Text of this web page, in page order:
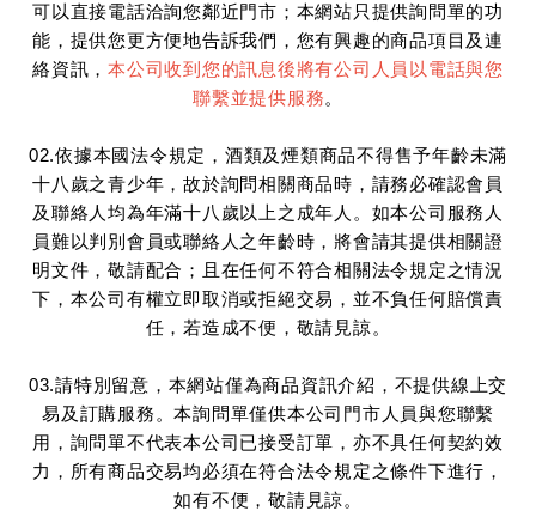
可以直接電話洽詢您鄰近門市；本網站只提供詢問單的功
能，提供您更方便地告訴我們，您有興趣的商品項目及連
絡資訊，本公司收到您的訊息後將有公司人員以電話與您
聯繫並提供服務。
02.依據本國法令規定，酒類及煙類商品不得售予年齡未滿
十八歲之青少年，故於詢問相關商品時，請務必確認會員
及聯絡人均為年滿十八歲以上之成年人。如本公司服務人
員難以判別會員或聯絡人之年齡時，將會請其提供相關證
明文件，敬請配合；且在任何不符合相關法令規定之情況
下，本公司有權立即取消或拒絕交易，並不負任何賠償責
任，若造成不便，敬請見諒。
03.請特別留意，本網站僅為商品資訊介紹，不提供線上交
易及訂購服務。本詢問單僅供本公司門市人員與您聯繫
用，詢問單不代表本公司已接受訂單，亦不具任何契約效
力，所有商品交易均必須在符合法令規定之條件下進行，
如有不便，敬請見諒。